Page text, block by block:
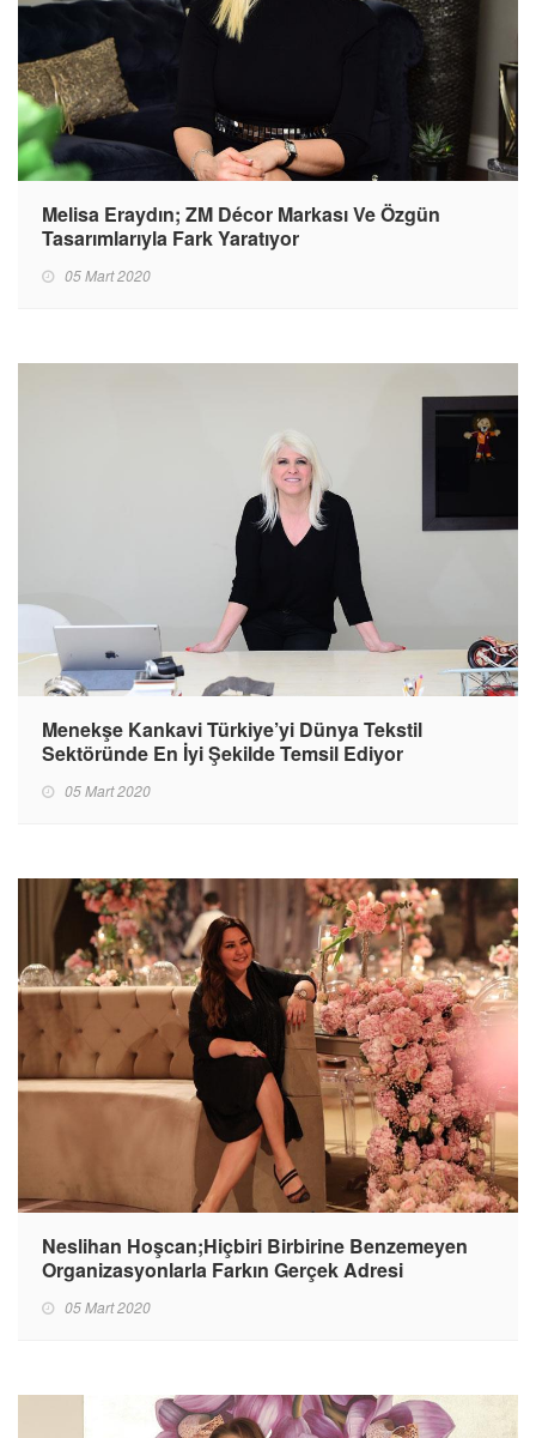
Melisa Eraydın; ZM Décor Markası Ve Özgün
Tasarımlarıyla Fark Yaratıyor
05 Mart 2020
Menekşe Kankavi Türkiye’yi Dünya Tekstil
Sektöründe En İyi Şekilde Temsil Ediyor
05 Mart 2020
Neslihan Hoşcan;Hiçbiri Birbirine Benzemeyen
Organizasyonlarla Farkın Gerçek Adresi
05 Mart 2020